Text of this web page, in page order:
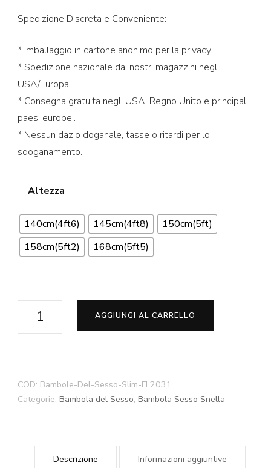
Spedizione Discreta e Conveniente:
* Imballaggio in cartone anonimo per la privacy.
* Spedizione nazionale dai nostri magazzini negli
USA/Europa.
* Consegna gratuita negli USA, Regno Unito e principali
paesi europei.
* Nessun dazio doganale, tasse o ritardi per lo
sdoganamento.
Altezza
140cm(4ft6) 145cm(4ft8)
150cm(5ft)
158cm(5ft2)
168cm(5ft5)
Bambola
Sesso
Slim
145cm
168cm
Bambola
AGGIUNGI AL CARRELLO
COD: Bambole-Del-Sesso-Slim-FL2031
Categorie: Bambola del Sesso, Bambola Sesso Snella
Descrizione Informazioni aggiuntive